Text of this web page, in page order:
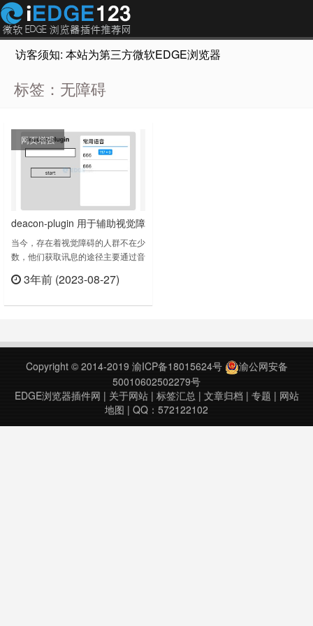
访客须知: 本站为第三方微软EDGE浏览器插件推荐网站，
标签：无障碍
网页增强
deacon-plugin 用于辅助视觉障
碍人群随时朗读页面词语
当今，存在着视觉障碍的人群不在少
数，他们获取讯息的途径主要通过音
浏览器插件，插件比较简易，适用于
至输入框，将文本添加至语音待行
读待行区文本。deacon-plugin
3年前 (2023-08-27)
Copyright © 2014-2019 渝ICP备18015624号
渝公网安备
50010602502279号
EDGE浏览器插件网 | 关于网站| 标签汇总| 文章归档 | 专题 | 网站
地图 | QQ：572122102